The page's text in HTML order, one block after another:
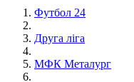
Футбол 24
Друга ліга
МФК Металург